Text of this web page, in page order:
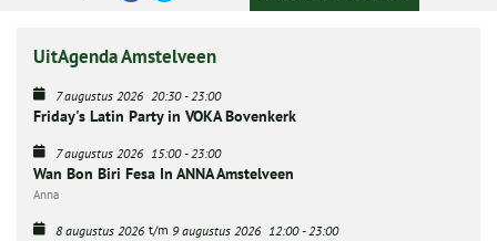
UitAgenda Amstelveen
7 augustus 2026 20:30- 23:00
Friday's Latin Party in VOKA Bovenkerk
7 augustus 2026 15:00- 23:00
Wan Bon Biri Fesa In ANNA Amstelveen
Anna
8 augustus 2026 t/m 9 augustus 2026 12:00- 23:00